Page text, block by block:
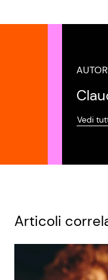
Vedi
Articoli